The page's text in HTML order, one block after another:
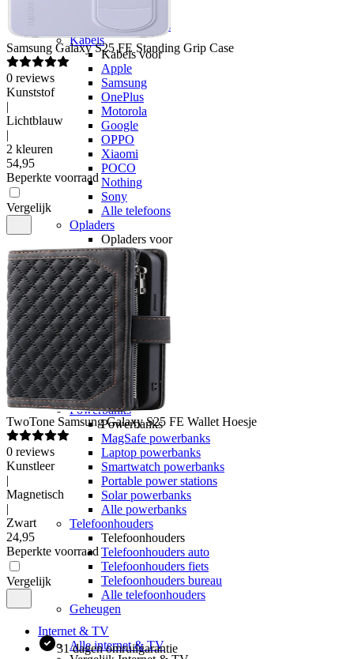
Sony
Alle telefoons
Kabels
Kabels voor
Apple
Samsung
OnePlus
Motorola
Google
OPPO
Xiaomi
POCO
Nothing
Sony
Alle telefoons
Opladers
Opladers voor
Apple
Samsung
OnePlus
Motorola
Google
OPPO
Xiaomi
POCO
Nothing
Sony
Alle telefoons
Powerbanks
Powerbanks
MagSafe powerbanks
Laptop powerbanks
Smartwatch powerbanks
Portable power stations
Solar powerbanks
Alle powerbanks
Telefoonhouders
Telefoonhouders
Telefoonhouders auto
Telefoonhouders fiets
Telefoonhouders bureau
Alle telefoonhouders
Geheugen
Internet & TV
Alle internet & TV
Samsung Galaxy S25 FE Standing Grip Case
0 reviews
Kunststof
|
Lichtblauw
|
2 kleuren
54,95
Beperkte voorraad
Vergelijk
TwoTone Samsung Galaxy S25 FE Wallet Hoesje
0 reviews
Kunstleer
|
Magnetisch
|
Zwart
24,95
Beperkte voorraad
Vergelijk
31 dagen omruilgarantie